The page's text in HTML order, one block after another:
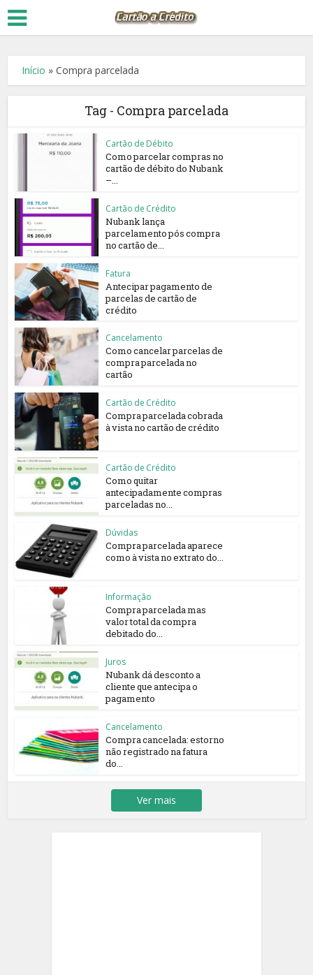
Início »Compra parcelada
Tag - Compra parcelada
Cartão de Débito
Como parcelar compras no
cartão de débito do Nubank
–...
Cartão de Crédito
Nubank lança
parcelamento pós compra
no cartão de...
Fatura
Antecipar pagamento de
parcelas de cartão de
crédito
Cancelamento
Como cancelar parcelas de
compra parcelada no
cartão
Cartão de Crédito
Compra parcelada cobrada
à vista no cartão de crédito
Cartão de Crédito
Como quitar
antecipadamente compras
parceladas no...
Dúvidas
Compra parcelada aparece
como à vista no extrato do...
Informação
Compra parcelada mas
valor total da compra
debitado do...
Juros
Nubank dá desconto a
cliente que antecipa o
pagamento
Cancelamento
Compra cancelada: estorno
não registrado na fatura
do...
Ver mais